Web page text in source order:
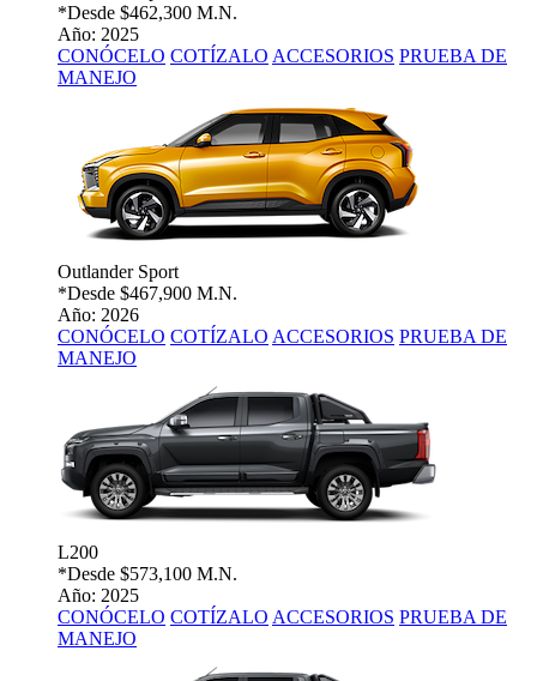
*Desde $462,300 M.N.
Año: 2025
CONÓCELO COTÍZALO ACCESORIOS PRUEBA DE
MANEJO
Outlander Sport
*Desde $467,900 M.N.
Año: 2026
CONÓCELO COTÍZALO ACCESORIOS PRUEBA DE
MANEJO
L200
*Desde $573,100 M.N.
Año: 2025
CONÓCELO COTÍZALO ACCESORIOS PRUEBA DE
MANEJO